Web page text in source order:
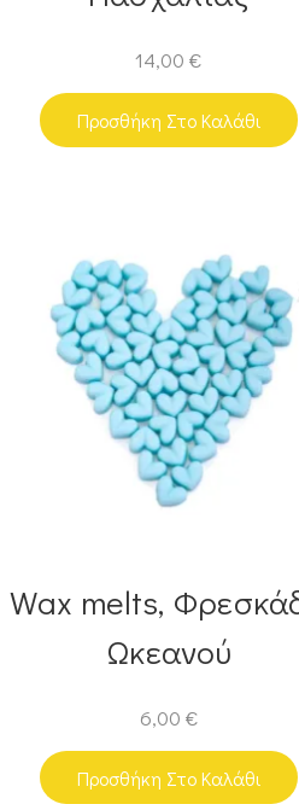
14,00€
Προσθήκη Στο Καλάθι
Wax melts,
Ωκεανού
6,00 €
Προσθήκη Στο Καλάθι